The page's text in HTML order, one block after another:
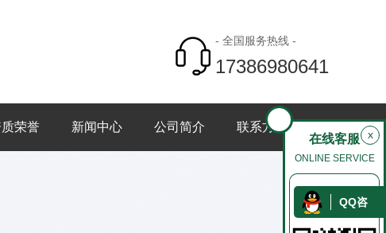
- 全国服务热线 -
17386980641
荣誉 新闻中心 公司简介 联系方式
x
在线客服
ONLINE SERVICE
QQ咨
询